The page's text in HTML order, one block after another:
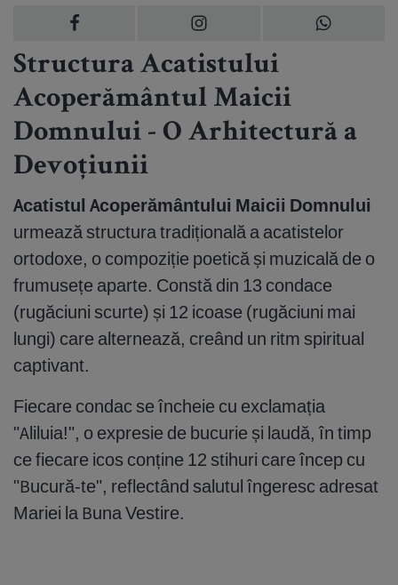
Structura Acatistului
Acoperământul Maicii
Domnului - O Arhitectură a
Devoțiunii
Acatistul Acoperământului Maicii Domnului
urmează structura tradițională a acatistelor
ortodoxe, o compoziție poetică și muzicală de o
frumusețe aparte. Constă din 13 condace
(rugăciuni scurte) și 12 icoase (rugăciuni mai
lungi) care alternează, creând un ritm spiritual
captivant.
Fiecare condac se încheie cu exclamația
"Aliluia!", o expresie de bucurie și laudă, în timp
ce fiecare icos conține 12 stihuri care încep cu
"Bucură-te", reflectând salutul îngeresc adresat
Mariei la Buna Vestire.